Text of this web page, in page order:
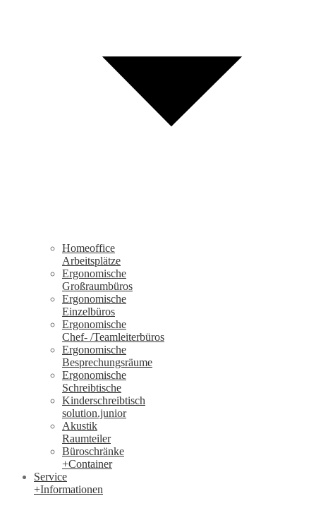
Homeoffice
Arbeitsplätze
Ergonomische
Großraumbüros
Ergonomische
Einzelbüros
Ergonomische
Chef- /Teamleiterbüros
Ergonomische
Besprechungsräume
Ergonomische
Schreibtische
Kinderschreibtisch
solution.junior
Akustik
Raumteiler
Büroschränke
+Container
Service
+Informationen